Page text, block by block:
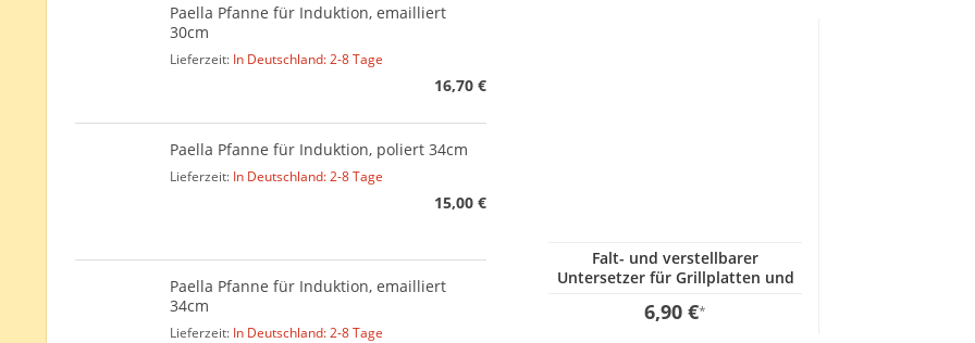
Falt- und verstellbarer
Untersetzer für Grillplatten und
6,90 €*
Paella Pfanne für Induktion, emailliert
30cm
Lieferzeit: In Deutschland: 2-8 Tage
16,70 €
Paella Pfanne für Induktion, poliert 34cm
Lieferzeit: In Deutschland: 2-8 Tage
15,00 €
Paella Pfanne für Induktion, emailliert
34cm
Lieferzeit: In Deutschland: 2-8 Tage